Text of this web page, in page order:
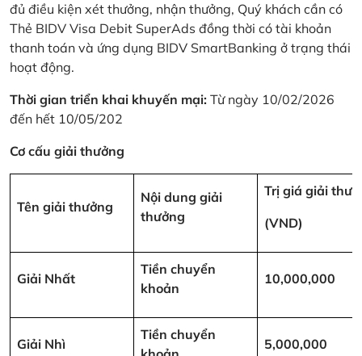
đủ điều kiện xét thưởng, nhận thưởng, Quý khách cần có
Thẻ BIDV Visa Debit SuperAds đồng thời có tài khoản
thanh toán và ứng dụng BIDV SmartBanking ở trạng thái
hoạt động.
Thời gian triển khai khuyến mại: Từ ngày 10/02/2026
đến hết 10/05/202
Cơ cấu giải thưởng
Tên giải thưởng
Nội dung giải
thưởng
Trị giá giải
(VND)
Giải Nhất
Tiền chuyển
khoản
10,000,000
Giải Nhì
Tiền chuyển
5,000,000